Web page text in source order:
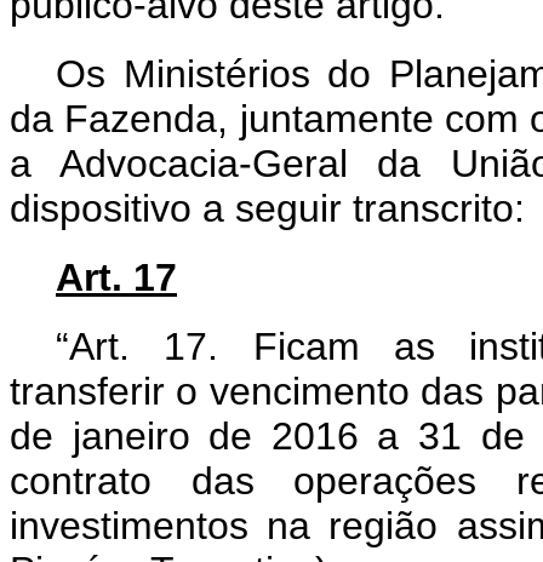
Os Ministérios do
da Fazenda, juntamente com
a Advocacia-Geral da
dispositivo a seguir transcrito:
Art. 17
“Art. 17. Ficam as
transferir o vencimento das
de janeiro de 2016 a 31
contrato das operações
investimentos na região